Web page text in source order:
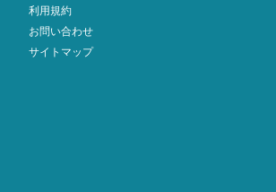
利用規約
お問い合わせ
サイトマップ